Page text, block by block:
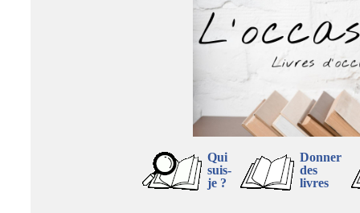
Qui
suis-
je ?
Donner
des
livres